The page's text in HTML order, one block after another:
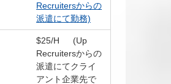
Recruitersからの
派遣にて勤務)
$25/H (Up
Recruitersからの
派遣にてクライ
アント企業先で